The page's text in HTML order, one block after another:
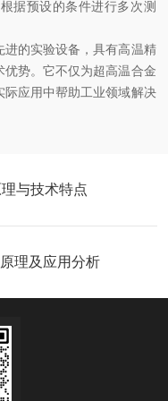
据预设的条件进行多次测
的实验设备，具有高温精
势。它不仅为超高温合金
应用中帮助工业领域解决
与技术特点
理及应用分析